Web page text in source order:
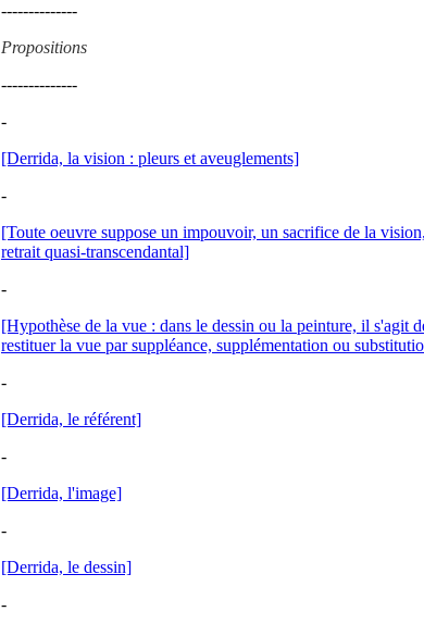
--------------
Propositions
--------------
-
[Derrida, la vision : pleurs et aveuglements]
-
[Toute oeuvre suppose un impouvoir, un sacrifice de la
retrait quasi-transcendantal]
-
[Hypothèse de la vue : dans le dessin ou la peinture, il s'agit
restituer la vue par suppléance, supplémentation ou
-
[Derrida, le référent]
-
[Derrida, l'image]
-
[Derrida, le dessin]
-